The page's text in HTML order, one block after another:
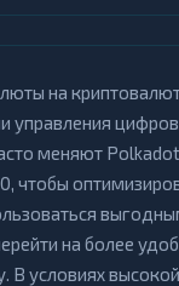
на
управления
меняют
чтобы
на более
В условиях